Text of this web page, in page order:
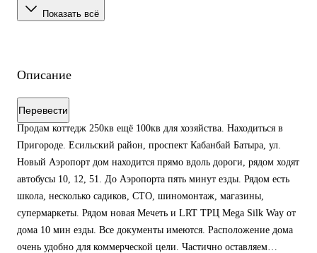
Показать всё
Описание
Перевести
Продам коттедж 250кв ещё 100кв для хозяйства. Находиться в
Пригороде. Есильский район, проспект Кабанбай Батыра, ул.
Новый Аэропорт дом находится прямо вдоль дороги, рядом ходят
автобусы 10, 12, 51. До Аэропорта пять минут езды. Рядом есть
школа, несколько садиков, СТО, шиномонтаж, магазины,
супермаркеты. Рядом новая Мечеть и LRT ТРЦ Mega Silk Way от
дома 10 мин езды. Все документы имеются. Расположение дома
очень удобно для коммерческой цели. Частично оставляем